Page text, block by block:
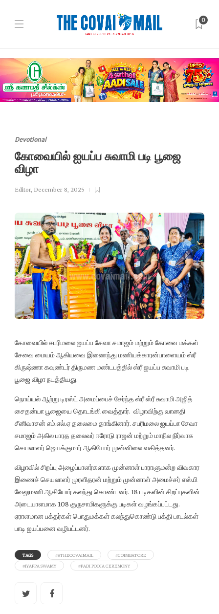
0
Devotional
கோவையில் ஐயப்ப சுவாமி படி பூஜை
விழா
Editor, December 8, 2025
கோவையில் சபரிமலை ஐயப்ப சேவா சமாஜம் மற்றும் கோவை மக்கள்
சேவை மையம் ஆகியவை இணைந்து மணியக்காரன்பாளையம் ஸ்ரீ
கிருஷ்ணா கவுண்டர் திருமண மண்டபத்தில் ஸ்ரீ ஐயப்ப சுவாமி படி
பூஜை விழா நடத்தியது.
நொய்யல் ஆற்று டிரஸ்ட் அமைப்பைச் சேர்ந்த ஸ்ரீ ஸ்ரீ சுவாமி அஜித்
சைதன்யா பூஜையை தொடங்கி வைத்தார். விழாவிற்கு வானதி
சீனிவாசன் எம்.எல்.ஏ தலைமை தாங்கினார். சபரிமலை ஐயப்பா சேவா
சமாஜம் அகில பாரத தலைவர் ஈரோடு ராஜன் மற்றும் மாநில நிர்வாக
செயலாளர் ஜெயக்குமார் ஆகியோர் முன்னிலை வகித்தனர்.
விழாவில் சிறப்பு அழைப்பாளர்களாக முன்னாள் பாராளுமன்ற விவகார
இணைச் செயலாளர் முரளிதரன் மற்றும் முன்னாள் அமைச்சர் எஸ்.பி
வேலுமணி ஆகியோர் கலந்து கொண்டனர். 18 படிகளின் சிறப்புகளின்
அடையாளமாக 108 குருசாமிகளுக்கு படிகள் வழங்கப்பட்டது.
ஏராளமான பக்தர்கள் பொதுமக்கள் கலந்துகொண்டு பக்தி பாடல்கள்
பாடி ஐயப்பனை வழிபட்டனர்.
TAGS ##THECOVAIMAIL
#COIMBATORE
#IYAPPA SWAMY
#PADI POOJA CEREMONY